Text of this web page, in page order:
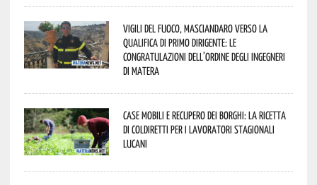
Vigili del Fuoco, Masciandaro verso la
qualifica di Primo Dirigente: le
congratulazioni dell’Ordine degli Ingegneri
di Matera
Case mobili e recupero dei borghi: la ricetta
di Coldiretti per i lavoratori stagionali
lucani